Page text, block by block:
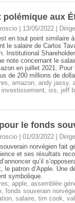
polémique aux
| 13/05/2022
en tout point similaire
le salaire de Carlos
Institutional
note concernant le
en juillet 2021.
de 200 millions de
, amazon, andy jassy,
investissement, iss, jeff
le fonds
| 01/03/2022
norvégien fait
et ses résultats
qu’il
le patron d’Apple. Une
symbolique.
, apple, assemblée
, fonds souverain
, salaire, tim cook,